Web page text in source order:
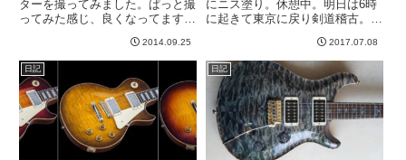
ターを撮ってみました。ぱっと撮
ってみた感じ、良くなってます。
ましたが、６でも着実に良くなっ
てる感じがします。向かって左側
のトップ表面がぼこぼこ傷ついて
いますが、これまででもっとも
ボ...
2014.09.25
にニス塗り。休憩中。明日は6時
に起きて東京に戻り剣道稽古。な
2017.07.08
日記 日記